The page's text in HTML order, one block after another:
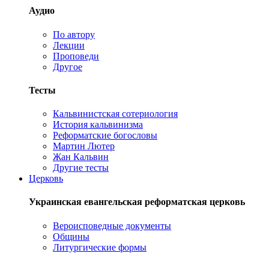
Аудио
По автору
Лекции
Проповеди
Другое
Тесты
Кальвинистская сотериология
История кальвинизма
Реформатские богословы
Мартин Лютер
Жан Кальвин
Другие тесты
Церковь
Украинская евангельская реформатская церковь
Вероисповедные документы
Общины
Литургические формы